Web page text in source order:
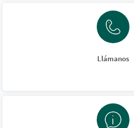
Llámanos